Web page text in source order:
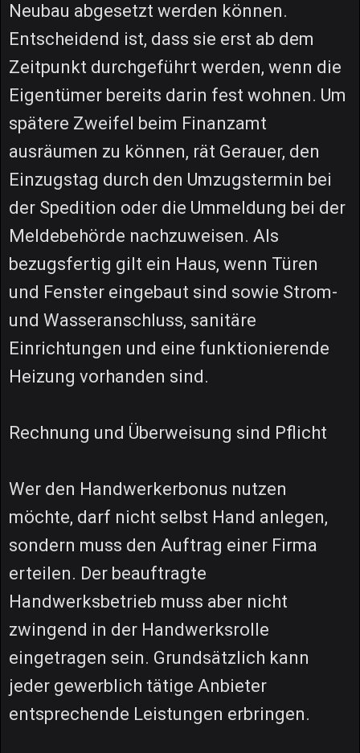
Neubau abgesetzt werden können.
Entscheidend ist, dass sie erst ab dem
Zeitpunkt durchgeführt werden, wenn die
Eigentümer bereits darin fest wohnen. Um
spätere Zweifel beim Finanzamt
ausräumen zu können, rät Gerauer, den
Einzugstag durch den Umzugstermin bei
der Spedition oder die Ummeldung bei der
Meldebehörde nachzuweisen. Als
bezugsfertig gilt ein Haus, wenn Türen
und Fenster eingebaut sind sowie Strom-
und Wasseranschluss, sanitäre
Einrichtungen und eine funktionierende
Heizung vorhanden sind.
Rechnung und Überweisung sind Pflicht
Wer den Handwerkerbonus nutzen
möchte, darf nicht selbst Hand anlegen,
sondern muss den Auftrag einer Firma
erteilen. Der beauftragte
Handwerksbetrieb muss aber nicht
zwingend in der Handwerksrolle
eingetragen sein. Grundsätzlich kann
jeder gewerblich tätige Anbieter
entsprechende Leistungen erbringen.